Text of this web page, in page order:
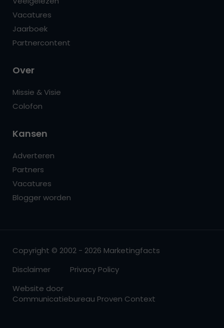
Vacatures
Jaarboek
Partnercontent
Over
Missie & Visie
Colofon
Kansen
Adverteren
Partners
Vacatures
Blogger worden
Copyright © 2002 - 2026 Marketingfacts
Disclaimer
Privacy Policy
Website door
Communicatiebureau Proven Context